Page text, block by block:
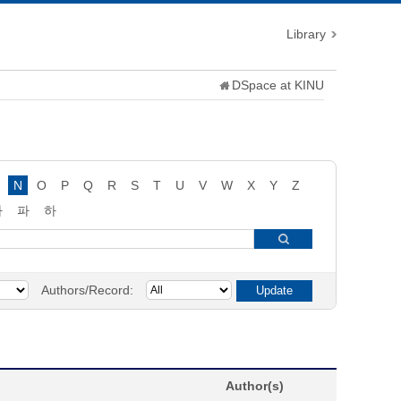
Library
DSpace at KINU
N O P Q R S T U V W X Y
Z
파
하
Authors/Record:
Author(s)